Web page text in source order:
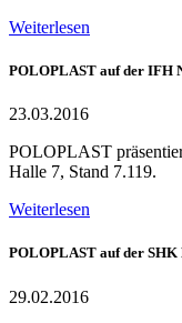
Weiterlesen
POLOPLAST auf der IFH
23.03.2016
POLOPLAST
Halle 7, Stand 7.119.
Weiterlesen
POLOPLAST auf der SHK
29.02.2016